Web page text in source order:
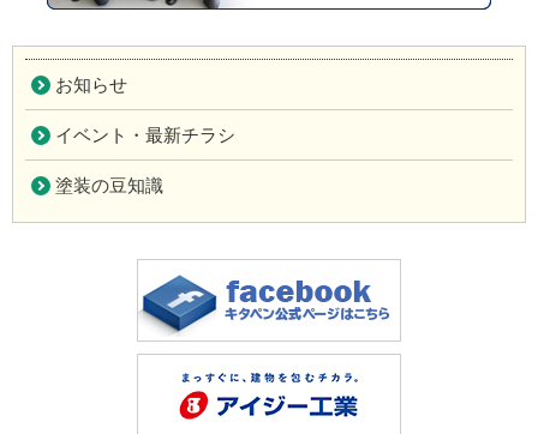
お知らせ
イベント・最新チラシ
塗装の豆知識